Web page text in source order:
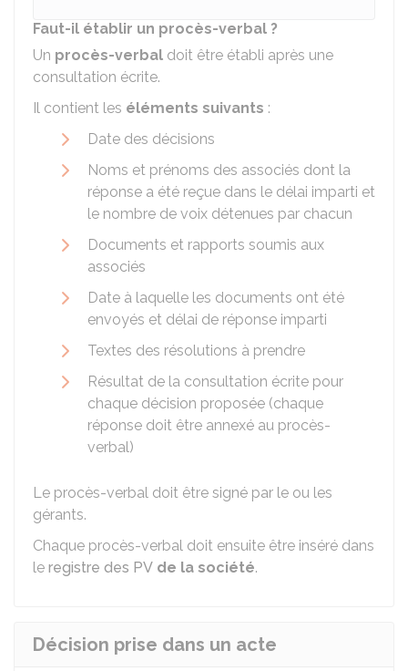
Faut-il établir un procès-verbal ?
Un procès-verbal doit être établi après une
consultation écrite.
Il contient les éléments suivants :
Date des décisions
Noms et prénoms des associés dont la
réponse a été reçue dans le délai imparti et
le nombre de voix détenues par chacun
Documents et rapports soumis aux
associés
Date à laquelle les documents ont été
envoyés et délai de réponse imparti
Textes des résolutions à prendre
Résultat de la consultation écrite pour
chaque décision proposée (chaque
réponse doit être annexé au procès-
verbal)
Le procès-verbal doit être signé par le ou les
gérants.
Chaque procès-verbal doit ensuite être inséré dans
le registre des PV de la société.
Décision prise dans un acte